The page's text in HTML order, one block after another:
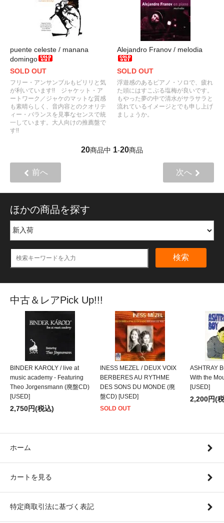
puente celeste / manana
domingo
SOLD OUT
フリー・アンサンブルもピリリと気
が利いています!! ジャケット・ア
ートワーク／ジャケのマットな質感
も素晴らしく、音内容とのクオリテ
ィー・バランスを見事なセンスで統
一しています。大人向けの推薦盤で
す!!
Alejandro Franov / melodia
SOLD OUT
浮遊感のあるピアノ・ソロで、疲れ
た頭にはすこぶる塩梅が良いです。
もやった夢の中で清水がサラサラと
流れているイメージとでも申し上げ
ましょうか。
20商品中 1-20商品
前へ 次へ
ほかの商品を探す
検索
中古＆レアPick Up!!!
BINDER KAROLY / live at
music academy - Featuring
Theo Jorgensmann (廃盤CD)
[USED]
2,750円(税込)
INESS MEZEL / DEUX VOIX
BERBERES AU RYTHME
DES SONS DU MONDE (廃
盤CD) [USED]
SOLD OUT
ASHTRAY
With the
[USED]
2,200円(
ホーム
カートを見る
特定商取引法に基づく表記